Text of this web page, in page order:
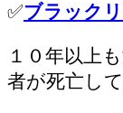
✅ブラック
１０年以上
者が死亡し